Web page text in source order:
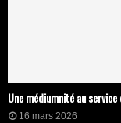
Une médiumnité au
16 mars 2026